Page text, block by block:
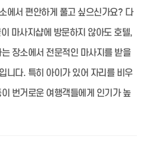
에서 편안하게 풀고 싶으신가요? 다
마사지샵에 방문하지 않아도 호텔,
장소에서 전문적인 마사지를 받을
니다. 특히 아이가 있어 자리를 비우
번거로운 여행객들에게 인기가 높